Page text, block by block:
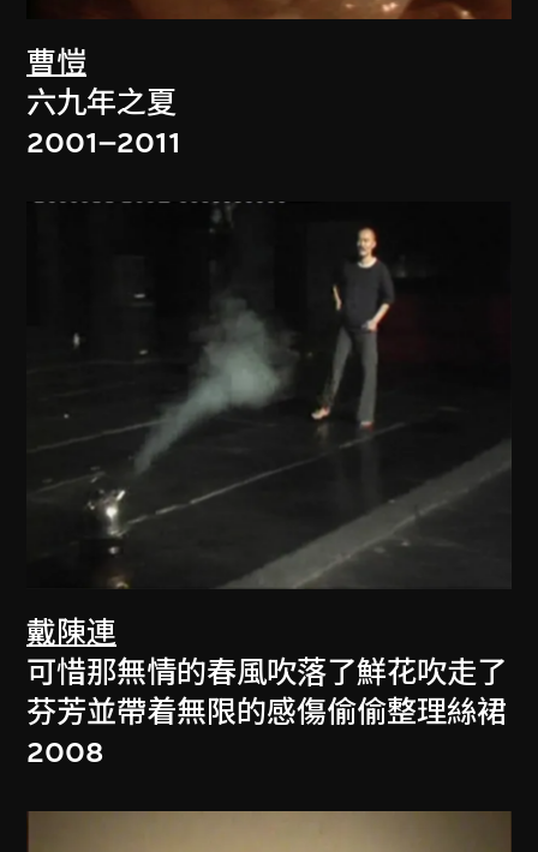
曹愷
六九年之夏
2001–2011
戴陳連
可惜那無情的春風吹落了鮮花吹走了
芬芳並帶着無限的感傷偷偷整理絲裙
2008